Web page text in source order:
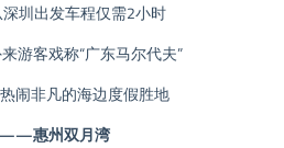
圳出发车程仅需2小时
游客戏称“广东马尔代夫”
闹非凡的海边度假胜地
惠州双月湾